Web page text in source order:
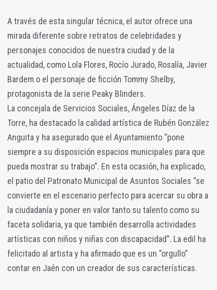
A través de esta singular técnica, el autor ofrece una
mirada diferente sobre retratos de celebridades y
personajes conocidos de nuestra ciudad y de la
actualidad, como Lola Flores, Rocío Jurado, Rosalía, Javier
Bardem o el personaje de ficción Tommy Shelby,
protagonista de la serie Peaky Blinders.
La concejala de Servicios Sociales, Ángeles Díaz de la
Torre, ha destacado la calidad artística de Rubén González
Anguita y ha asegurado que el Ayuntamiento “pone
siempre a su disposición espacios municipales para que
pueda mostrar su trabajo”. En esta ocasión, ha explicado,
el patio del Patronato Municipal de Asuntos Sociales “se
convierte en el escenario perfecto para acercar su obra a
la ciudadanía y poner en valor tanto su talento como su
faceta solidaria, ya que también desarrolla actividades
artísticas con niños y niñas con discapacidad”. La edil ha
felicitado al artista y ha afirmado que es un “orgullo”
contar en Jaén con un creador de sus características.